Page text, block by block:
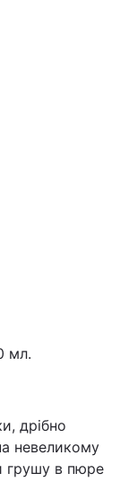
мл.
дрібно
невеликому
грушу в пюре